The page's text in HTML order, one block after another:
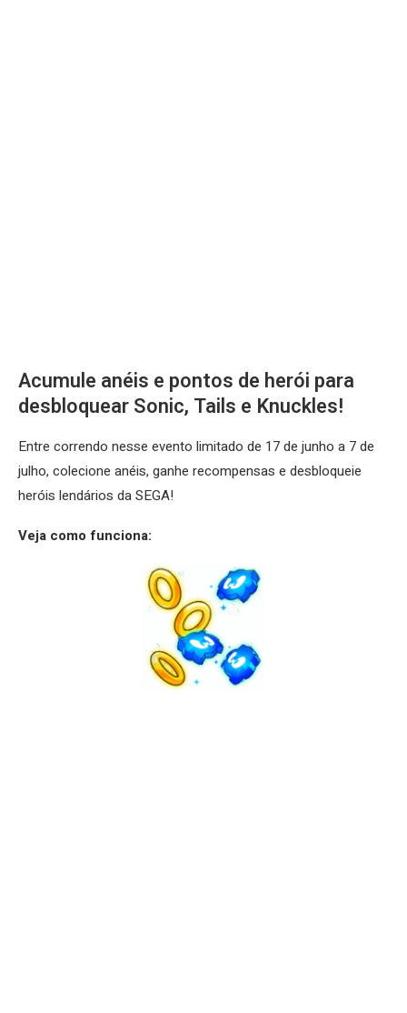
Acumule anéis e pontos de herói para
desbloquear Sonic, Tails e Knuckles!
Entre correndo nesse evento limitado de 17 de junho a 7 de
julho, colecione anéis, ganhe recompensas e desbloqueie
heróis lendários da SEGA!
Veja como funciona: